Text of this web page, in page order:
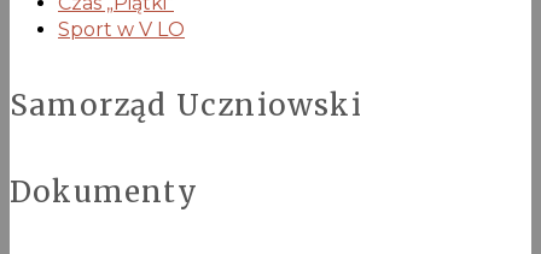
Sport w V LO
Samorząd Uczniowski
Dokumenty